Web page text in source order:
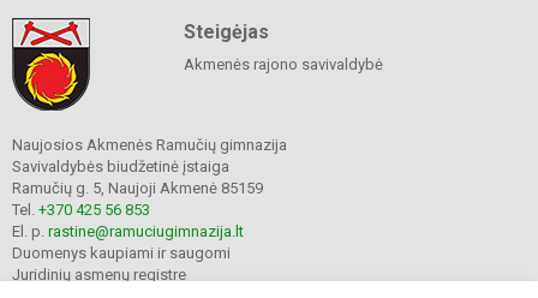
Steigėjas
Akmenės rajono savivaldybė
Naujosios Akmenės Ramučių gimnazija
Savivaldybės biudžetinė įstaiga
Ramučių g. 5, Naujoji Akmenė 85159
Tel. +370 425 56 853
El. p. rastine@ramuciugimnazija.lt
Duomenys kaupiami ir saugomi
Juridinių asmenų registre